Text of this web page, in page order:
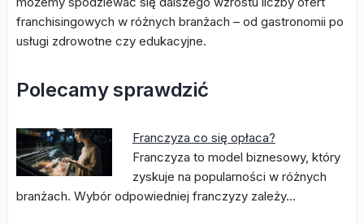
franchisingowych w różnych branżach – od gastronomii po
usługi zdrowotne czy edukacyjne.
Polecamy sprawdzić
Franczyza co się opłaca?
Franczyza to model biznesowy, który
zyskuje na popularności w różnych
branżach. Wybór odpowiedniej franczyzy zależy…